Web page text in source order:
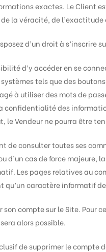
exactes. Le Client
la véracité, de
d’un droit à
d’y accéder en se
tels que des
à utiliser des mots de
des
le Vendeur ne pourra être
de consulter toutes ses
d’un cas de force
Les pages relatives au
qu’un caractère informatif
compte sur le Site.
alors possible.
de supprimer le